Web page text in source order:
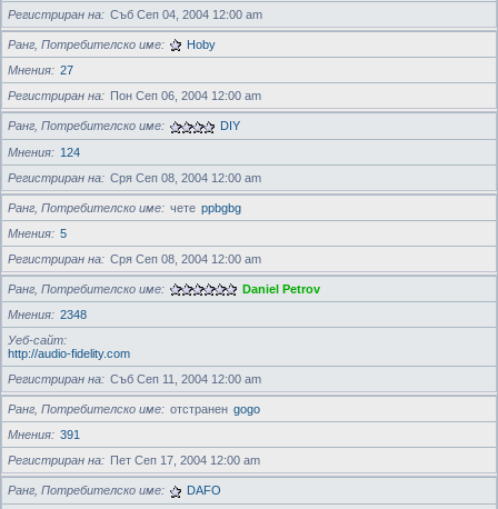
Регистриран на
Съб Сеп 04, 2004 12:00 am
Ранг, Потребителско име
Hoby
Мнения
27
Регистриран на
Пон Сеп 06, 2004 12:00 am
Ранг, Потребителско име
DIY
Мнения
124
Регистриран на
Сря Сеп 08, 2004 12:00 am
Ранг, Потребителско име чете ppbgbg
Мнения
5
Регистриран на
Сря Сеп 08, 2004 12:00 am
Ранг, Потребителско име
Daniel Petrov
Мнения
2348
Уеб-сайт
http://audio-fidelity.com
Регистриран на
Съб Сеп 11, 2004 12:00 am
Ранг, Потребителско име отстранен gogo
Мнения
391
Регистриран на
Пет Сеп 17, 2004 12:00 am
Ранг, Потребителско име
DAFO